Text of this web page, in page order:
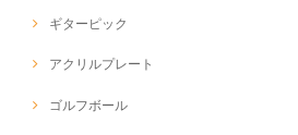
ギターピック
アクリルプレート
ゴルフボール